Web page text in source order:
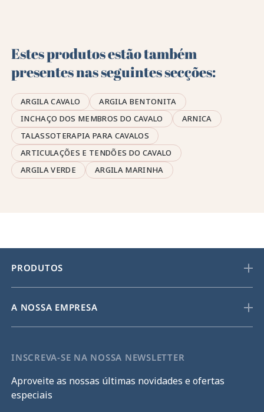
Estes produtos estão também
presentes nas seguintes secções:
ARGILA CAVALO
ARGILA BENTONITA
INCHAÇO DOS MEMBROS DO CAVALO
ARNICA
TALASSOTERAPIA PARA CAVALOS
ARTICULAÇÕES E TENDÕES DO CAVALO
ARGILA VERDE
ARGILA MARINHA
PRODUTOS
A NOSSA EMPRESA
INSCREVA-SE NA NOSSA NEWSLETTER
Aproveite as nossas últimas novidades e ofertas
especiais